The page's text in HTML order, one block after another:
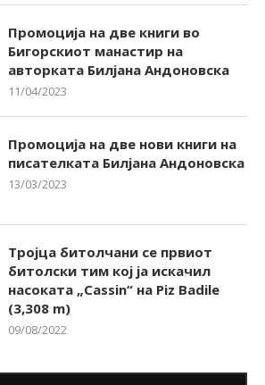
Промоција на две книги во
Бигорскиот манастир на
авторката Билјана Андоновска
11/04/2023
Промоција на две нови книги на
писателката Билјана Андоновска
13/03/2023
Тројца битолчани се првиот
битолски тим кој ја искачил
насоката „Cassin“ на Piz Badile
(3,308 m)
09/08/2022